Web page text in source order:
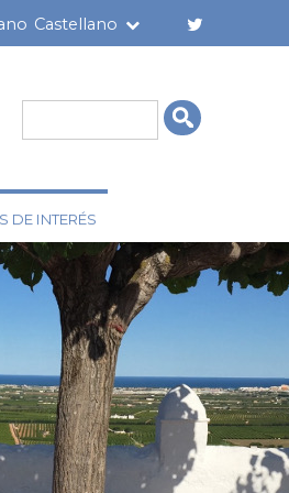
Castellano
DE INTERÉS